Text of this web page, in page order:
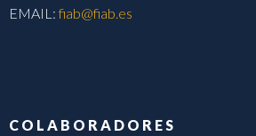
EMAIL:fiab@fiab.es
COLABORADORES